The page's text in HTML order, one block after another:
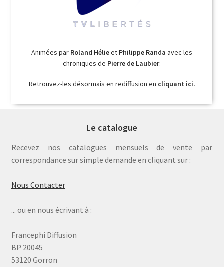
Animées par Roland Hélieet Philippe Randa avec les
chroniques de Pierre de Laubier.
Retrouvez-les désormais en rediffusion en cliquant ici.
Le catalogue
Recevez nos catalogues mensuels de vente par
correspondance sur simple demande en cliquant sur :
Nous Contacter
... ou en nous écrivant à :
Francephi Diffusion
BP 20045
53120 Gorron